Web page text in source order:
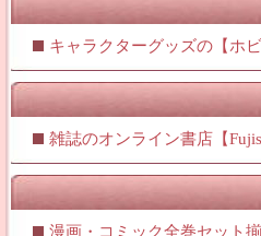
キャラクターグッズの【ホ
雑誌のオンライン書店【
漫画・コミック全巻セット